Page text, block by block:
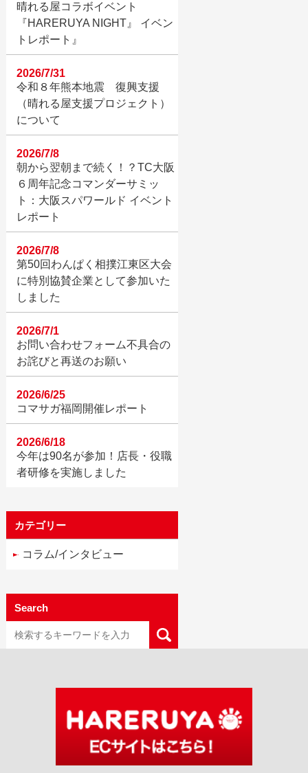
晴れる屋コラボイベント
『HARERUYA NIGHT』 イベン
トレポート』
令和８年熊本地震 復興支援
（晴れる屋支援プロジェクト）
について
2026/7/31
朝から翌朝まで続く！？TC大阪
６周年記念コマンダーサミッ
ト：大阪スパワールド イベント
レポート
2026/7/8
第50回わんぱく相撲江東区大会
に特別協賛企業として参加いた
しました
2026/7/8
お問い合わせフォーム不具合の
お詫びと再送のお願い
2026/7/1
コマサガ福岡開催レポート
2026/6/25
今年は90名が参加！店長・役職
者研修を実施しました
2026/6/18
カテゴリー
コラム/インタビュー
Search